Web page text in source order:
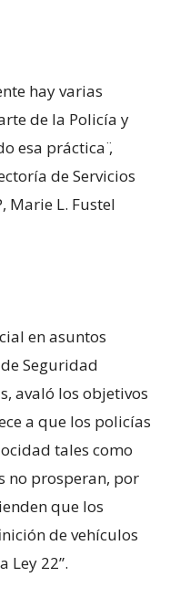
hay varias
de la Policía y
esa práctica ̈,
de Servicios
Marie L. Fustel
en asuntos
Seguridad
avaló los objetivos
a que los policías
tales como
no prosperan, por
que los
de vehículos
Ley 22”.